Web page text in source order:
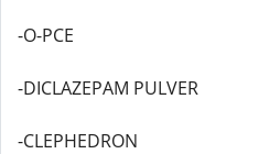
-O-PCE
-DICLAZEPAM PULVER
-CLEPHEDRON